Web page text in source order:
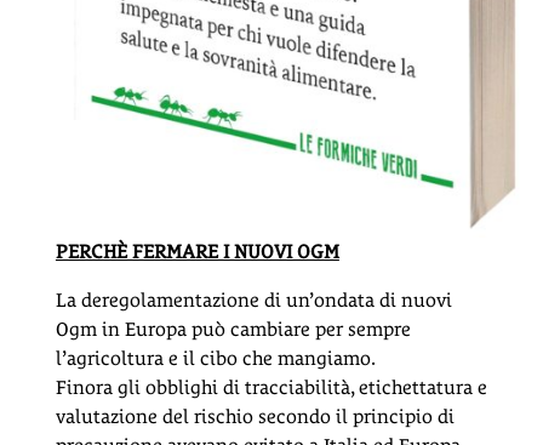
PERCHÈ FERMARE I NUOVI OGM
La deregolamentazione di un’ondata di nuovi
Ogm in Europa può cambiare per sempre
l’agricoltura e il cibo che mangiamo.
Finora gli obblighi di tracciabilità, etichettatura e
valutazione del rischio secondo il principio di